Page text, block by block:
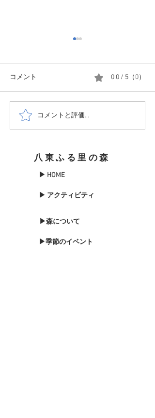
巣箱の付け替え終わりま
した。
コメント 0.0 / 5（0）
コメントと評価...
八東ふる里の森
▶ HOME
▶ アクティビティ
▶森について
▶季節のイベント